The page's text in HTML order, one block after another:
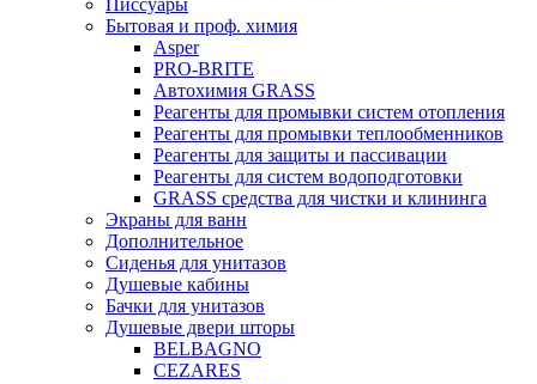
Писсуары
Бытовая и проф. химия
Asper
PRO-BRITE
Автохимия GRASS
Реагенты для промывки систем отопления
Реагенты для промывки теплообменников
Реагенты для защиты и пассивации
Реагенты для систем водоподготовки
GRASS средства для чистки и клининга
Экраны для ванн
Дополнительное
Сиденья для унитазов
Душевые кабины
Бачки для унитазов
Душевые двери шторы
BELBAGNO
CEZARES